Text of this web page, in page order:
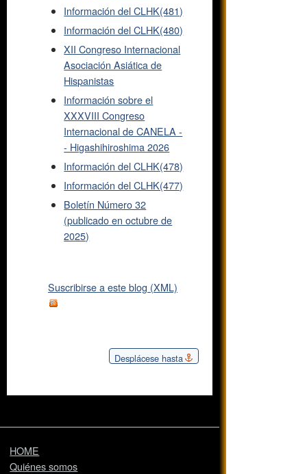
Información del CLHK(481)
Información del CLHK(480)
XII Congreso Internacional
Asociación Asiática de
Hispanistas
Información sobre el
XXXVIII Congreso
Internacional de CANELA -
- Higashihiroshima 2026
Información del CLHK(478)
Información del CLHK(477)
Boletín Número 32
(publicado en octubre de
2025)
Suscribirse a este blog (XML)
Desplácese hasta
HOME
Quiénes somos